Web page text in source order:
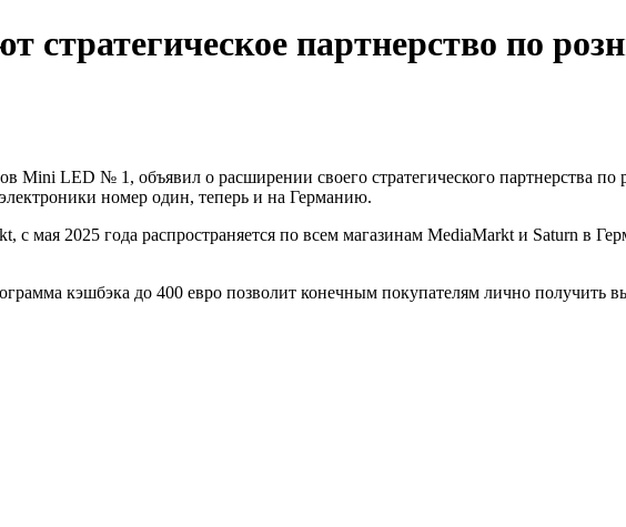
партнерство по
Mini LED № 1, объявил о расширении своего стратегического партнерства по
номер один, теперь и на Германию.
мая 2025 года распространяется по всем магазинам MediaMarkt и Saturn в
кэшбэка до 400 евро позволит конечным покупателям лично получить